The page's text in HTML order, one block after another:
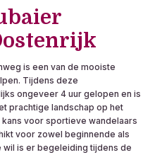
is een van de mooiste
Tijdens deze
ongeveer 4 uur gelopen en is
prachtige landschap op het
voor sportieve wandelaars
voor zowel beginnende als
is er begeleiding tijdens de